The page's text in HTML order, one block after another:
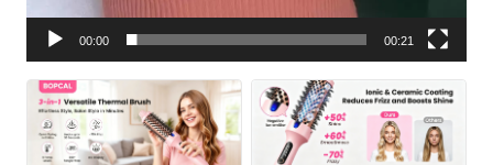
00:00 00:21